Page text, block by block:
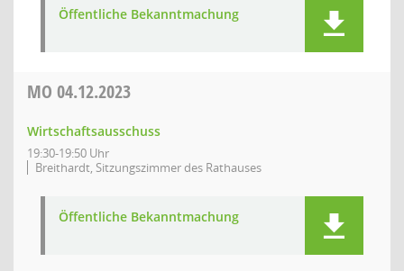
Öffentliche Bekanntmachung
MO 04.12.2023
Wirtschaftsausschuss
19:30-19:50 Uhr
Breithardt, Sitzungszimmer des Rathauses
Öffentliche Bekanntmachung